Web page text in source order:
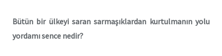
Bütün bir ülkeyi saran sarmaşıklardan kurtulmanın yolu
yordamı sence nedir?